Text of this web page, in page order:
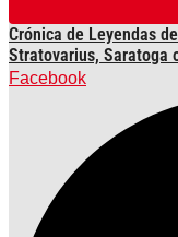
Crónica de Leyendas
Stratovarius, Saratoga
Facebook